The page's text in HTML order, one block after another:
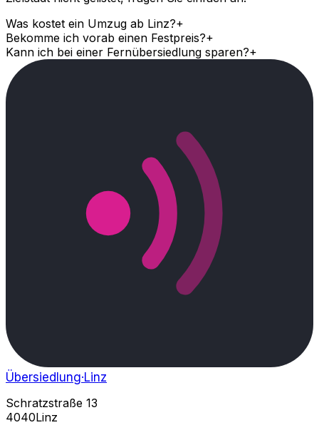
Was kostet ein Umzug ab Linz?+
Bekomme ich vorab einen Festpreis?+
Kann ich bei einer Fernübersiedlung sparen?+
Übersiedlung·Linz
Schratzstraße 13
4040Linz